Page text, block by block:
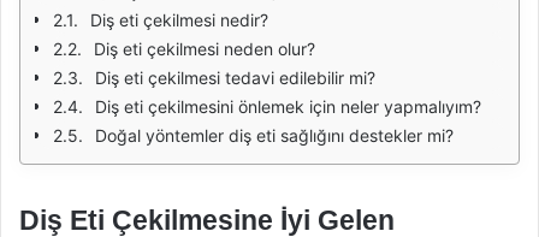
Diş eti çekilmesi nedir?
Diş eti çekilmesi neden olur?
Diş eti çekilmesi tedavi edilebilir mi?
Diş eti çekilmesini önlemek için neler yapmalıyım?
Doğal yöntemler diş eti sağlığını destekler mi?
Diş Eti Çekilmesine İyi Gelen